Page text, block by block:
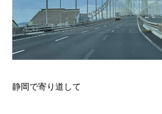
静岡で寄り道して